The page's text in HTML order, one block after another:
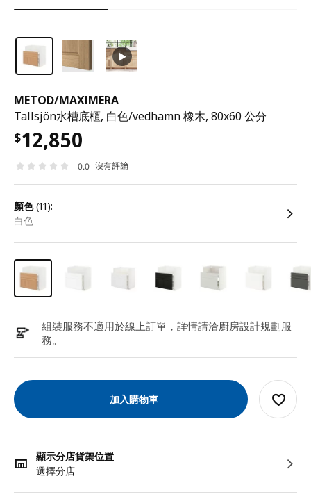
METOD/MAXIMERA
Tallsjön水槽底櫃, 白色/vedhamn 橡木, 80x60 公分
$12,850
0.0 沒有評論
顏色(11):
白色
組裝服務不適用於線上訂單，詳情請洽廚房設計規劃服
務。
加入購物車
顯示分店貨架位置
選擇分店